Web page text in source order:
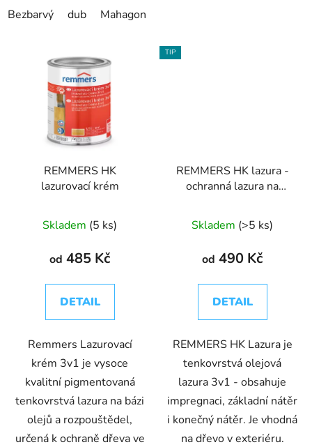
Bezbarvý dub Mahagon
REMMERS HK
lazurovací krém
Skladem (5 ks)
od 485 Kč
DETAIL
Remmers Lazurovací
krém 3v1 je vysoce
kvalitní pigmentovaná
tenkovrstvá lazura na bázi
olejů a rozpouštědel,
určená k ochraně dřeva ve
TIP
REMMERS HK lazura -
ochranná lazura na
Skladem (>5 ks)
od 490 Kč
DETAIL
REMMERS HK Lazura je
tenkovrstvá olejová
lazura 3v1 - obsahuje
impregnaci, základní nátěr
i konečný nátěr. Je vhodná
na dřevo v exteriéru.